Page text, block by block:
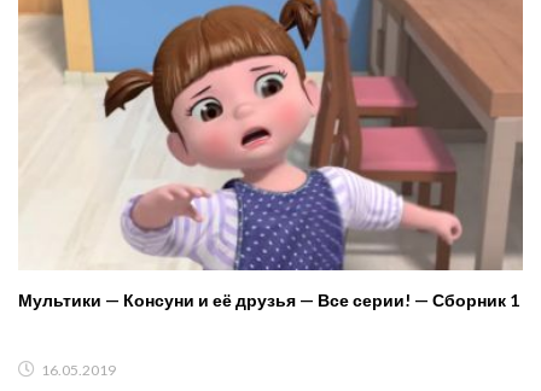
Мультики — Консуни и её друзья — Все серии! — Сборник 1
16.05.2019